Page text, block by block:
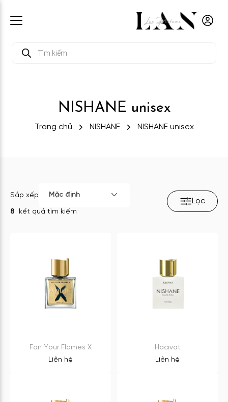
kiếm
NISHANE unisex
Trang chủ NISHANE NISHANE unisex
Lọc
Sắp xếp Mặc định
8 kết quả tìm kiếm
Fan Your Flames X
Liên hệ
Hacivat
Liên hệ